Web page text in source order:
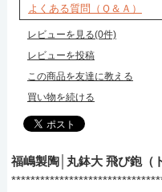
よくある質問（Ｑ＆Ａ）
レビューを見る(0件)
レビューを投稿
この商品を友達に教える
買い物を続ける
福嶋製陶│丸鉢大 飛び鉋（